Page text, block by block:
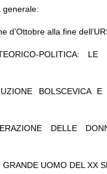
generale:
d’Ottobre alla fine
POLITICA: LE
BOLSCEVICA E
DELLE
UOMO DEL XX